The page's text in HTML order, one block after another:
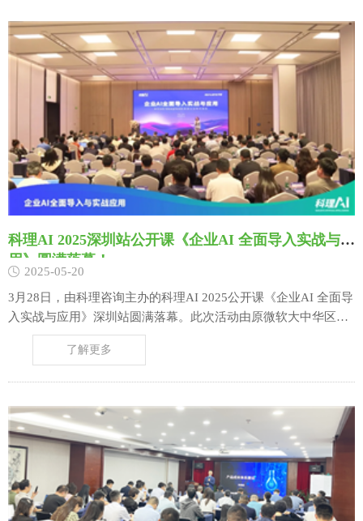
科理AI 2025深圳站公开课《企业AI 全面导入实战与应
用》圆满落幕！
2025-05-20
3月28日，由科理咨询主办的科理AI 2025公开课《企业AI 全面导
入实战与应用》深圳站圆满落幕。此次活动由原微软大中华区首
席技术官徐明强博士等五位嘉宾，进行AI 前沿趋势+AI 全面导入
+AI 实战案例拆解的探讨。现场座无虚席，这绝不仅是一次技术
了解更多